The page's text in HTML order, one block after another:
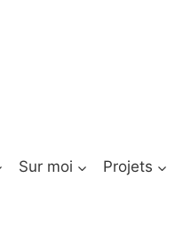
Sur moi Projets